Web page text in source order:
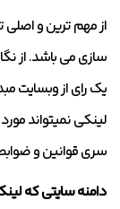
از مهم ترین و
سازی می باشد. از
یک رای از وبسایت
لینکی نمیتواند
سری قوانین و ضوابط
دامنه سایتی که